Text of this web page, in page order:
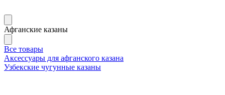
Афганские казаны
Все товары
Аксессуары для афганского казана
Узбекские чугунные казаны